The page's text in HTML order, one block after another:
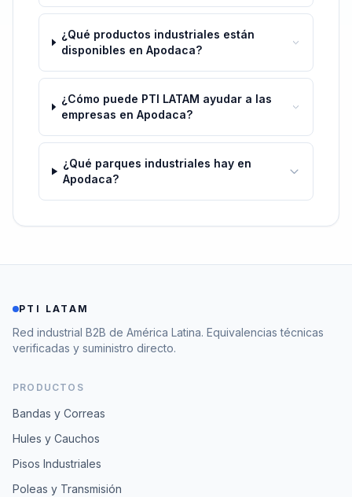
¿Qué productos industriales están
disponibles en Apodaca?
¿Cómo puede PTI LATAM ayudar a las
empresas en Apodaca?
¿Qué parques industriales hay en
Apodaca?
PTI LATAM
Red industrial B2B de América Latina. Equivalencias técnicas
verificadas y suministro directo.
PRODUCTOS
Bandas y Correas
Hules y Cauchos
Pisos Industriales
Poleas y Transmisión